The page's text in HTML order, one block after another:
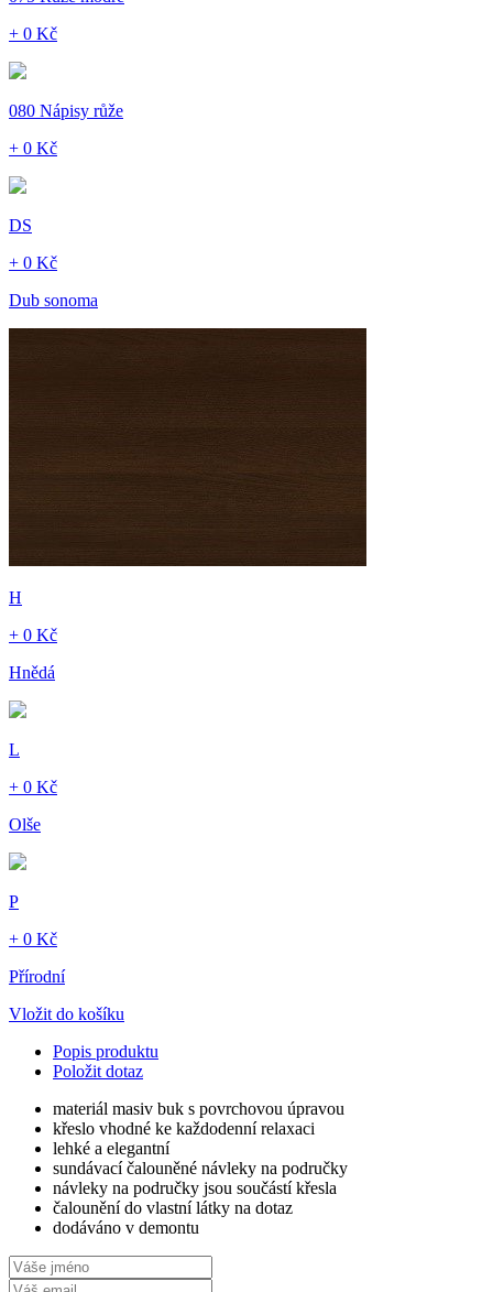
+ 0 Kč
080 Nápisy růže
+ 0 Kč
DS
+ 0 Kč
Dub sonoma
H
+ 0 Kč
Hnědá
L
+ 0 Kč
Olše
P
+ 0 Kč
Přírodní
Vložit do košíku
Popis produktu
Položit dotaz
materiál masiv buk s povrchovou úpravou
křeslo vhodné ke každodenní relaxaci
lehké a elegantní
sundávací čalouněné návleky na područky
návleky na područky jsou součástí křesla
čalounění do vlastní látky na dotaz
dodáváno v demontu